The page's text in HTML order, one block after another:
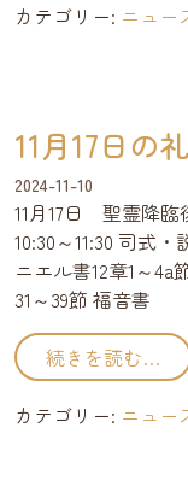
カテゴリー: ニュー
11月17日の
2024-11-10
11月17日 聖霊降
10:30～11:30 司
ニエル書12章1～
31～39節 福音
続きを読む…
カテゴリー: ニュー